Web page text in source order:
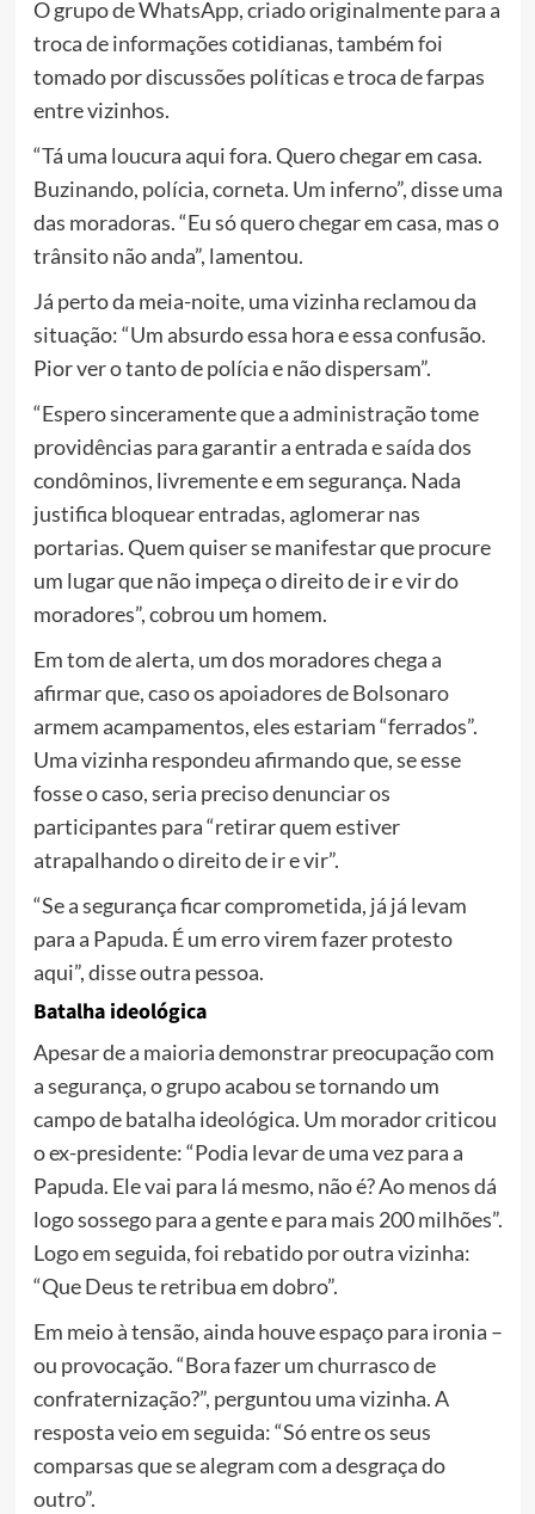
O grupo de WhatsApp, criado originalmente para a
troca de informações cotidianas, também foi
tomado por discussões políticas e troca de farpas
entre vizinhos.
“Tá uma loucura aqui fora. Quero chegar em casa.
Buzinando, polícia, corneta. Um inferno”, disse uma
das moradoras. “Eu só quero chegar em casa, mas o
trânsito não anda”, lamentou.
Já perto da meia-noite, uma vizinha reclamou da
situação: “Um absurdo essa hora e essa confusão.
Pior ver o tanto de polícia e não dispersam”.
“Espero sinceramente que a administração tome
providências para garantir a entrada e saída dos
condôminos, livremente e em segurança. Nada
justifica bloquear entradas, aglomerar nas
portarias. Quem quiser se manifestar que procure
um lugar que não impeça o direito de ir e vir do
moradores”, cobrou um homem.
Em tom de alerta, um dos moradores chega a
afirmar que, caso os apoiadores de Bolsonaro
armem acampamentos, eles estariam “ferrados”.
Uma vizinha respondeu afirmando que, se esse
fosse o caso, seria preciso denunciar os
participantes para “retirar quem estiver
atrapalhando o direito de ir e vir”.
“Se a segurança ficar comprometida, já já levam
para a Papuda. É um erro virem fazer protesto
aqui”, disse outra pessoa.
Batalha ideológica
Apesar de a maioria demonstrar preocupação com
a segurança, o grupo acabou se tornando um
campo de batalha ideológica. Um morador criticou
o ex-presidente: “Podia levar de uma vez para a
Papuda. Ele vai para lá mesmo, não é? Ao menos dá
logo sossego para a gente e para mais 200 milhões”.
Logo em seguida, foi rebatido por outra vizinha:
“Que Deus te retribua em dobro”.
Em meio à tensão, ainda houve espaço para ironia –
ou provocação. “Bora fazer um churrasco de
confraternização?”, perguntou uma vizinha. A
resposta veio em seguida: “Só entre os seus
comparsas que se alegram com a desgraça do
outro”.